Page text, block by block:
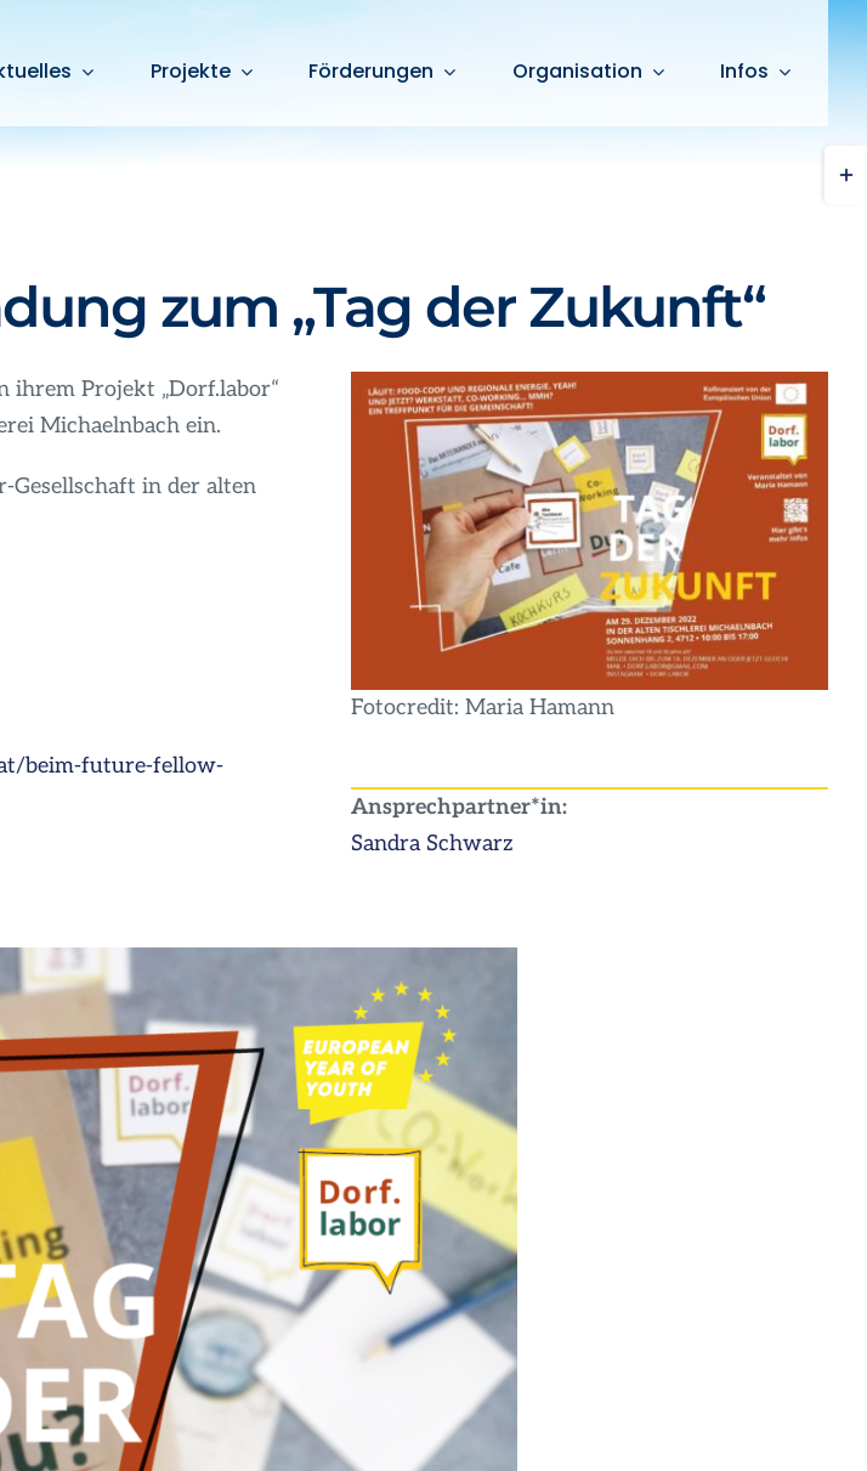
Projekte Förderungen Organisation Infos
zum „Tag der Zukunft“
Projekt „Dorf.labor“
Michaelnbach ein.
Gesellschaft in der alten
beim-future-fellow-
Fotocredit: Maria Hamann
Ansprechpartner*in:
Sandra Schwarz